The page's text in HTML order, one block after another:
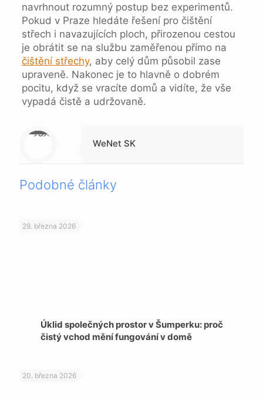
navrhnout rozumný postup bez experimentů.
Pokud v Praze hledáte řešení pro čištění
střech i navazujících ploch, přirozenou cestou
je obrátit se na službu zaměřenou přímo na
čištění střechy, aby celý dům působil zase
upraveně. Nakonec je to hlavně o dobrém
pocitu, když se vracíte domů a vidíte, že vše
vypadá čistě a udržovaně.
Warning
: Trying to access array offset on null in
/data/1/4/149a9a91-3acc-4306-8eec-62104a76cbc2/skica.online/web/wp-content/themes/betheme-child/includes/content-single.php
on line
286
WeNet SK
Podobné články
29. března 2026
Úklid společných prostor v Šumperku: proč
čistý vchod mění fungování v domě
20. března 2026